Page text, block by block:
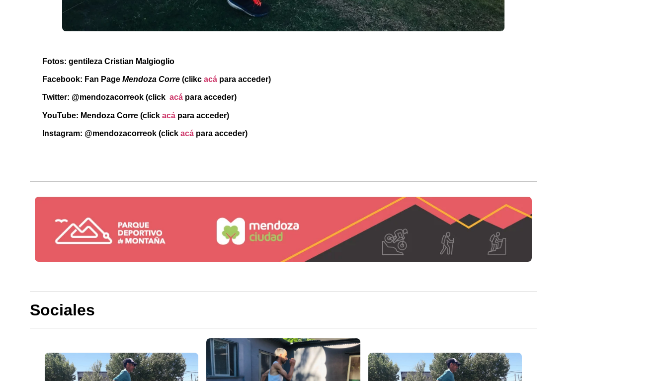
Fotos: gentileza Cristian Malgioglio
Facebook: Fan Page Mendoza Corre (clikc acá para acceder)
Twitter: @mendozacorreok (click acá para acceder)
YouTube: Mendoza Corre (click acá para acceder)
Instagram: @mendozacorreok (click acá para acceder)
Sociales